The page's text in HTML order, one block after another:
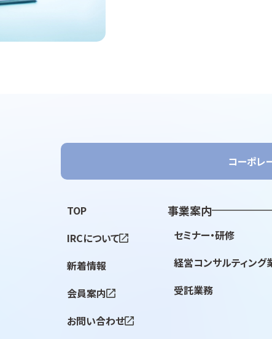
コーポレ
TOP
IRCについて
新着情報
会員案内
お問い合わせ
事業案内
セミナー・研修
経営コンサルティング
受託業務